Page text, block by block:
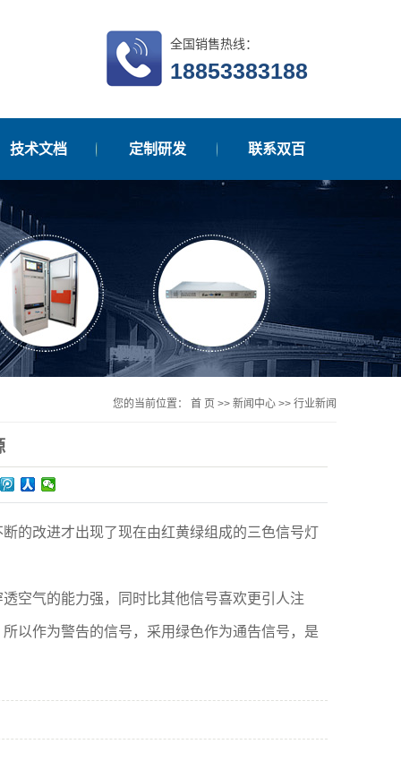
全国销售热线：
18853383188
技术文档 定制研发 联系双百
您的当前位置： 首 页 >> 新闻中心 >> 行业新闻
的改进才出现了现在由红黄绿组成的三色信号灯
空气的能力强，同时比其他信号喜欢更引人注
以作为警告的信号，采用绿色作为通告信号，是